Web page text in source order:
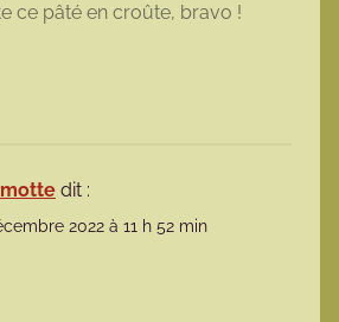
ce pâté en croûte, bravo !
dit :
2022 à 11 h 52 min